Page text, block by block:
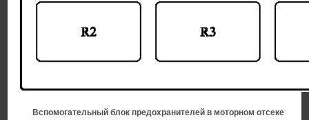
Вспомогательный блок предохранителей в моторном отсеке